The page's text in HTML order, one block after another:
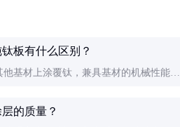
板有什么区别？
他基材上涂覆钛，兼具基材的机械性能和
。的质量？